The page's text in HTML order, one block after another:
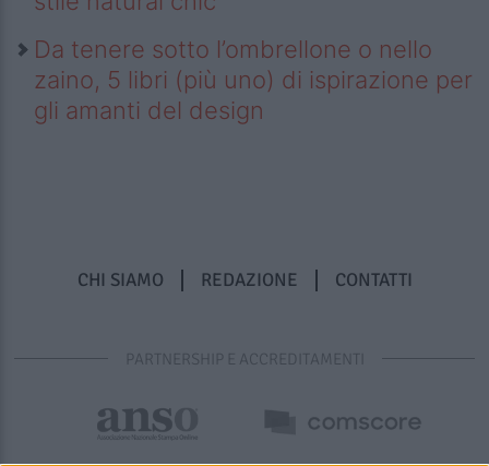
Da tenere sotto l’ombrellone o nello
zaino, 5 libri (più uno) di ispirazione per
gli amanti del design
CHI SIAMO REDAZIONE CONTATTI
PARTNERSHIP E ACCREDITAMENTI